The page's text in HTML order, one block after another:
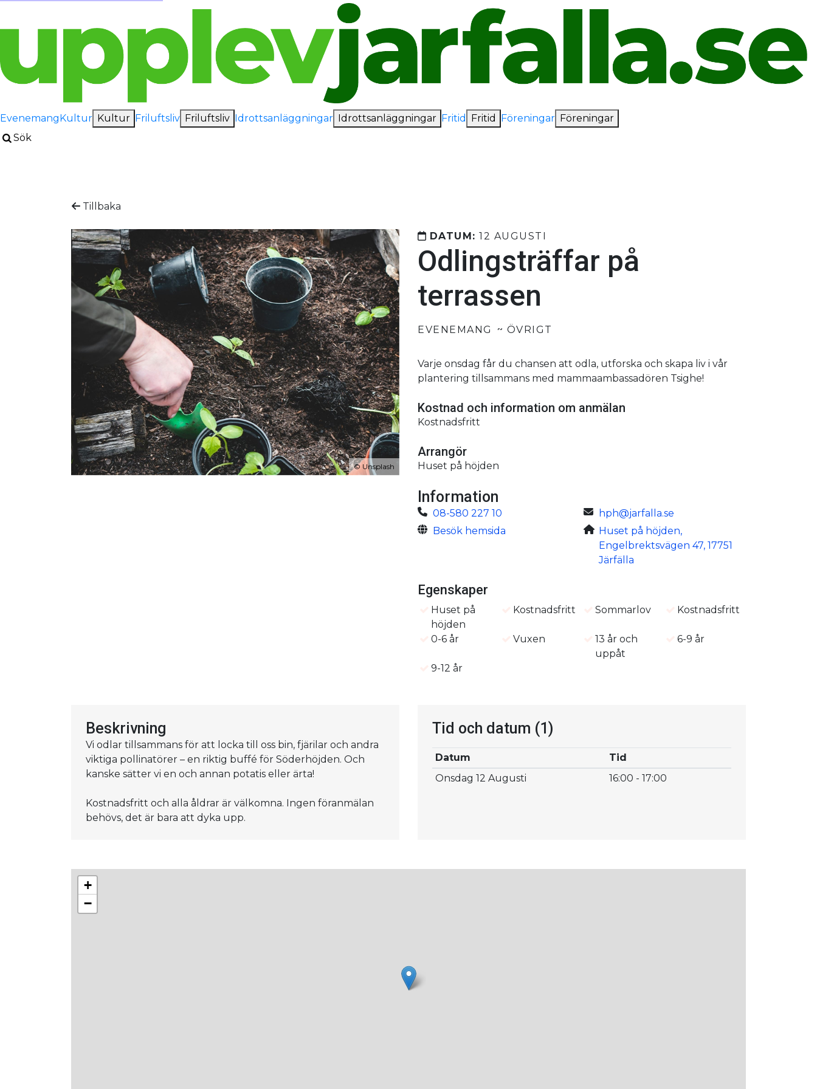
EvenemangKultur Kultur Friluftsliv Friluftsliv Idrottsanläggningar Idrottsanläggningar Fritid Fritid Föreningar Föreningar
Sök
Tillbaka
© Unsplash
DATUM: 12 AUGUSTI
Odlingsträffar på
terrassen
EVENEMANG ÖVRIGT
Varje onsdag får du chansen att odla, utforska och skapa liv i vår
plantering tillsammans med mammaambassadören Tsighe!
Kostnad och information om anmälan
Kostnadsfritt
Arrangör
Huset på höjden
Information
08-580 227 10
hph@jarfalla.se
Besök hemsida
Huset på höjden,
Engelbrektsvägen 47, 17751
Järfälla
Egenskaper
Huset på
höjden
Kostnadsfritt Sommarlov Kostnadsfritt
0-6 år Vuxen
13 år och
uppåt
6-9 år
9-12 år
Beskrivning
Vi odlar tillsammans för att locka till oss bin, fjärilar och andra
viktiga pollinatörer – en riktig buffé för Söderhöjden. Och
kanske sätter vi en och annan potatis eller ärta!
Kostnadsfritt och alla åldrar är välkomna. Ingen föranmälan
behövs, det är bara att dyka upp.
Tid och datum (1)
Datum
Tid
Onsdag 12 Augusti
16:00 - 17:00
+
−